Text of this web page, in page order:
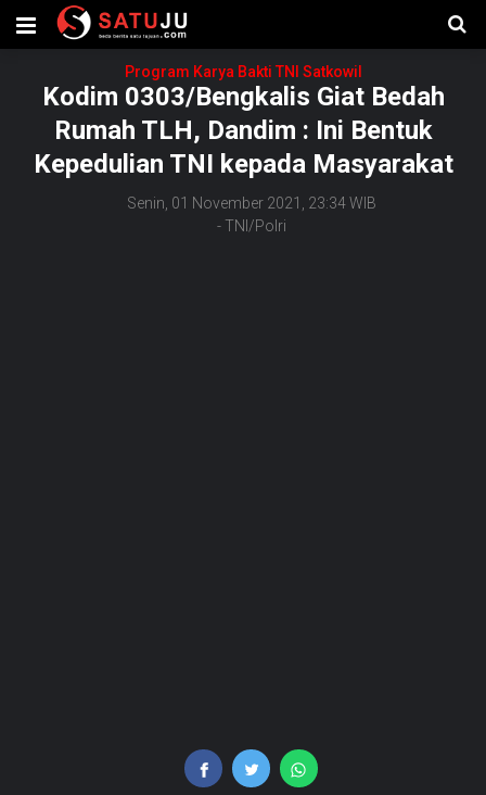
Program Karya Bakti TNI Satkowil
Kodim 0303/Bengkalis Giat Bedah
Rumah TLH, Dandim : Ini Bentuk
Kepedulian TNI kepada Masyarakat
Senin, 01 November 2021, 23:34 WIB
-TNI/Polri